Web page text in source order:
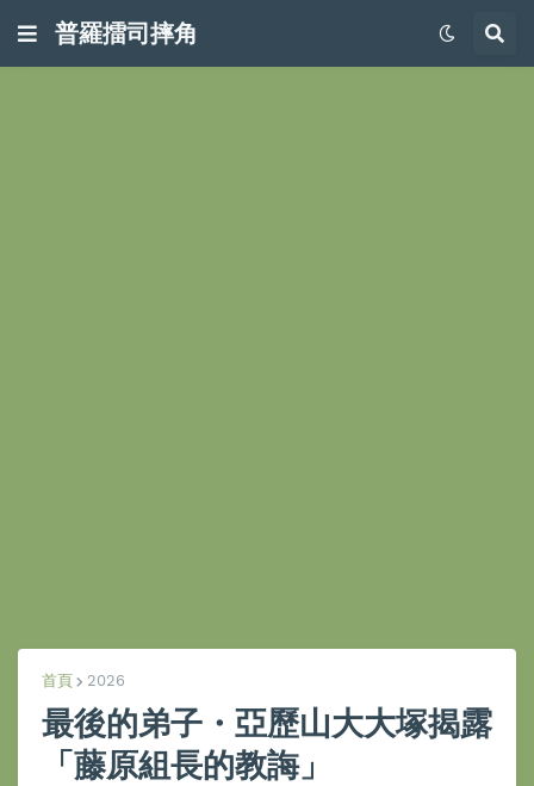
普羅擂司摔角
首頁 2026
最後的弟子・亞歷山大大塚揭露
「藤原組長的教誨」